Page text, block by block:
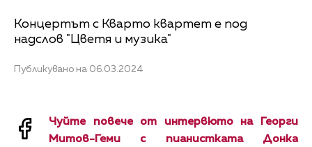
Концертът с Кварто квартет е под
надслов "Цветя и музика"
Публикувано на 06.03.2024
Чуйте повече от интервюто на Георги
Митов-Геми с пианистката Донка